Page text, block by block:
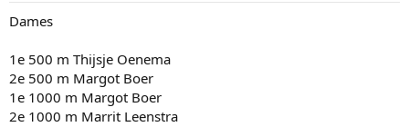
Dames
1e 500 m Thijsje Oenema
2e 500 m Margot Boer
1e 1000 m Margot Boer
2e 1000 m Marrit Leenstra